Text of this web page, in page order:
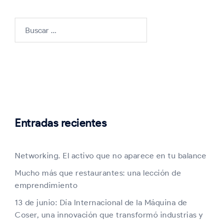
Entradas recientes
Networking. El activo que no aparece en tu balance
Mucho más que restaurantes: una lección de
emprendimiento
13 de junio: Día Internacional de la Máquina de
Coser, una innovación que transformó industrias y